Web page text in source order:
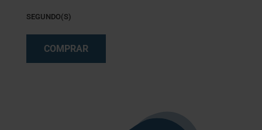
SEGUNDO(S)
COMPRAR